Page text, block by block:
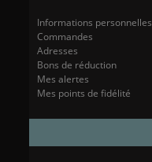
Informations personnelles
Commandes
Adresses
Bons de réduction
Mes alertes
Mes points de fidélité